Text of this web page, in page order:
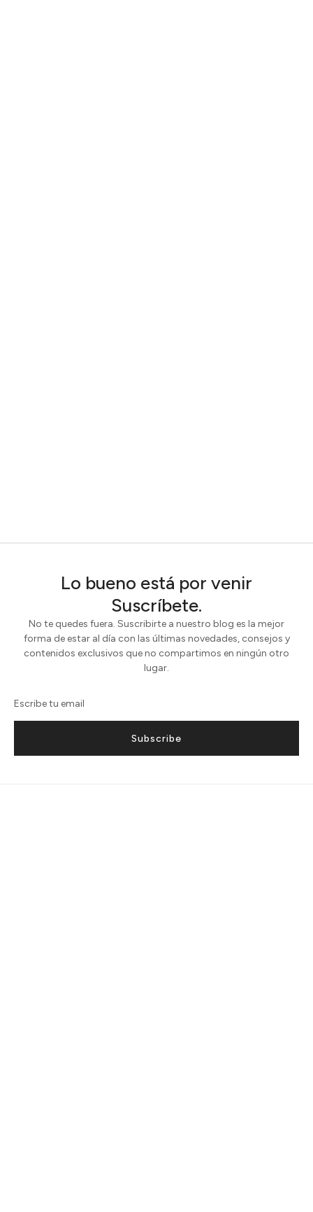
Lo bueno está por venir
Suscríbete.
No te quedes fuera. Suscribirte a nuestro blog es la mejor
forma de estar al día con las últimas novedades, consejos y
contenidos exclusivos que no compartimos en ningún otro
lugar.
Subscribe